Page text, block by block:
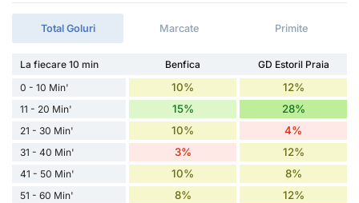
Total Goluri Marcate Primite
La fiecare 10 min Benfica
GD Estoril Praia
0 - 10 Min'
10% 12%
11 - 20 Min' 15% 28%
21 - 30 Min' 10% 4%
31 - 40 Min' 3% 12%
41 - 50 Min' 10% 8%
51 - 60 Min' 8% 12%